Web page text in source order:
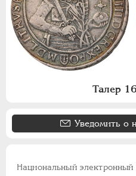
Талер
Уведомить о
Национальный